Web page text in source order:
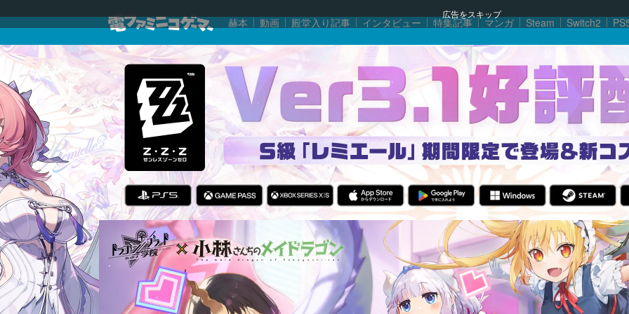
広告をスキップ
赫本 動画 殿堂入り記事 インタビュー 特集記事 マンガ Steam Switch2